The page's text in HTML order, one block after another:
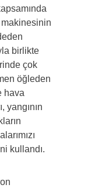
birlikte
çok
öğleden
hava
yangının
kullandı.